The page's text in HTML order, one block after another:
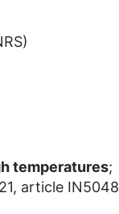
temperatures;
article IN5048